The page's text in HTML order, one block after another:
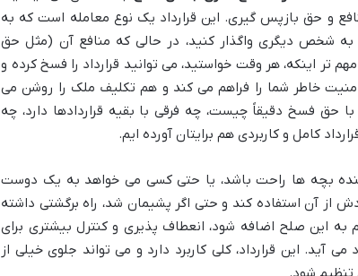
و حق بازپس گیری. این قرارداد یک نوع معامله است که به
شخص دیگری واگذار کنید، در حالی که منافع آن (مثل حق
تر اینکه، هر وقت خواستید، می توانید قرارداد را فسخ کرده و
خاطر شما را فراهم می کند و هم تکلیف ملک را روشن می
حق فسخ دقیقاً چیست، چه فرقی با بقیه قراردادها دارد، چه
کامل و کاربردی هم برایتان آورده ایم.
بچه ها راحت باشد، یا حتی کسی می خواهد به یک دوست
آن استفاده کند و حتی اگر پشیمان شد، راه برگشتی داشته
این صلح اضافه شود، انعطاف پذیری و کنترل بیشتری برای
این قرارداد، کلی کاربرد دارد و می تواند جلوی خیلی از